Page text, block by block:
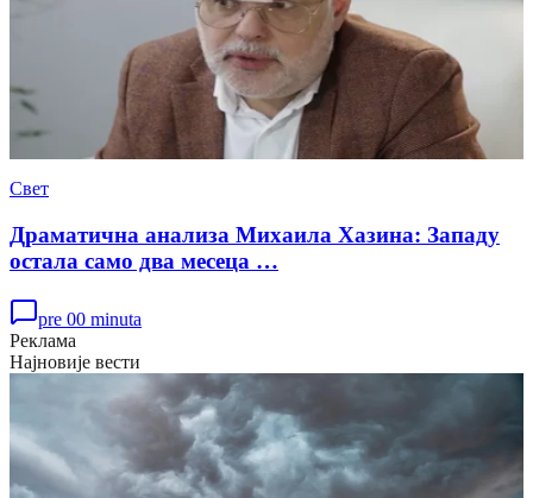
Свет
Драматична анализа Михаила Хазина: Западу
остала само два месеца …
pre 00 minuta
Реклама
Најновије вести